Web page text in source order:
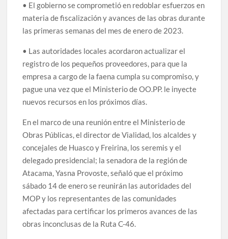
• El gobierno se comprometió en redoblar esfuerzos en
materia de fiscalización y avances de las obras durante
las primeras semanas del mes de enero de 2023.
• Las autoridades locales acordaron actualizar el
registro de los pequeños proveedores, para que la
empresa a cargo de la faena cumpla su compromiso, y
pague una vez que el Ministerio de OO.PP. le inyecte
nuevos recursos en los próximos días.
En el marco de una reunión entre el Ministerio de
Obras Públicas, el director de Vialidad, los alcaldes y
concejales de Huasco y Freirina, los seremis y el
delegado presidencial; la senadora de la región de
Atacama, Yasna Provoste, señaló que el próximo
sábado 14 de enero se reunirán las autoridades del
MOP y los representantes de las comunidades
afectadas para certificar los primeros avances de las
obras inconclusas de la Ruta C-46.